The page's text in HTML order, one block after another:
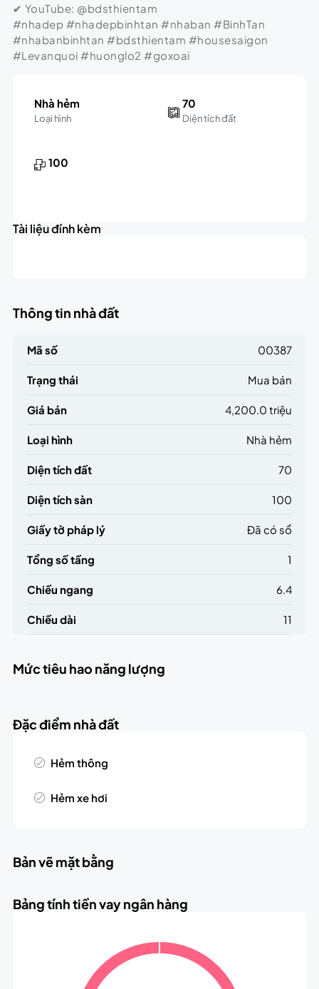
✔ YouTube: @bdsthientam
#nhadep #nhadepbinhtan #nhaban #BinhTan
#nhabanbinhtan #bdsthientam #housesaigon
#Levanquoi #huonglo2 #goxoai
Nhà hẻm
Loại hình
70
Diện tích đất
100
Tài liệu đính kèm
Thông tin nhà đất
Mã số 00387
Trạng thái Mua bán
Giá bán 4,200.0 triệu
Loại hình Nhà hẻm
Diện tích đất 70
Diện tích sàn 100
Giấy tờ pháp lý Đã có sổ
Tổng số tầng 1
Chiều ngang 6.4
Chiều dài 11
Mức tiêu hao năng lượng
Đặc điểm nhà đất
Hẻm thông
Hẻm xe hơi
Bản vẽ mặt bằng
Bảng tính tiền vay ngân hàng